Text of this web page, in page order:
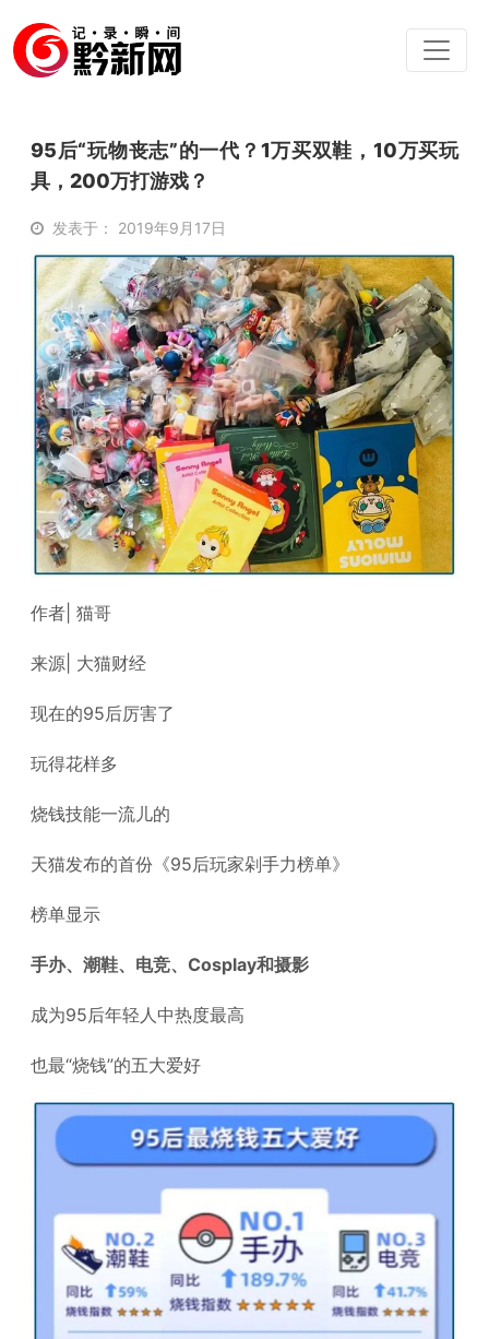
95后“玩物丧志”的一代？1万买双鞋，10万买玩
具，200万打游戏？
发表于： 2019年9月17日
作者| 猫哥
来源| 大猫财经
现在的95后厉害了
玩得花样多
烧钱技能一流儿的
天猫发布的首份《95后玩家剁手力榜单》
榜单显示
手办、潮鞋、电竞、Cosplay和摄影
成为95后年轻人中热度最高
也最“烧钱”的五大爱好